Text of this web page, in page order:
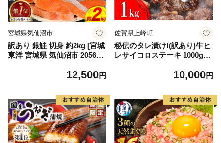
宮城県気仙沼市
訳あり 銀鮭 切身 約2kg [宮城
東洋 宮城県 気仙沼市 205649
格外 不揃い さけ サケ 鮭切身
切り身 魚 わけあり
12,500円
佐賀県上峰町
秘伝のタレ漬け!(訳あり)牛ヒ
レサイコロステーキ 1000g
10,000円